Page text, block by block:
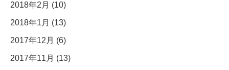
2018年2月 (10)
2018年1月 (13)
2017年12月 (6)
2017年11月 (13)